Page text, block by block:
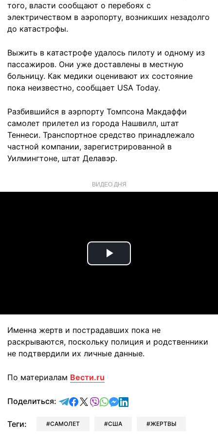
того, власти сообщают о перебоях с
электричеством в аэропорту, возникших незадолго
до катастрофы.
Выжить в катастрофе удалось пилоту и одному из
пассажиров. Они уже доставлены в местную
больницу. Как медики оценивают их состояние
пока неизвестно, сообщает USA Today.
Разбившийся в аэрпорту Томпсона Макдаффи
самолет прилетел из города Нашвилл, штат
Теннеси. Транспортное средство принадлежало
частной компании, зарегистрированной в
Уилмингтоне, штат Делавэр.
ВИДЕО ДНЯ
Play
Именна жертв и пострадавших пока не
раскрываются, поскольку полиция и родственники
не подтвердили их личные данные.
По материалам Вести.ru
Поделиться: отправить в Telegram
поделиться в Facebook
поделиться в X
отправить в Viber
отправить в Whatsapp
отправить в Messenger
отправить в LinkedIn
Теги: САМОЛЕТ США ЖЕРТВЫ